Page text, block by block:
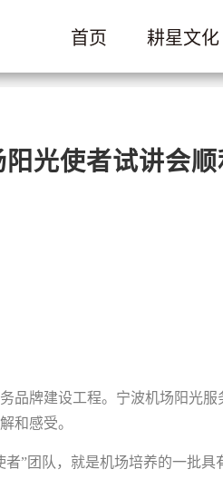
首页 耕星文化
光使者试讲会
品牌建设工程。宁波机场阳光
和感受。
者”团队，就是机场培养的一批